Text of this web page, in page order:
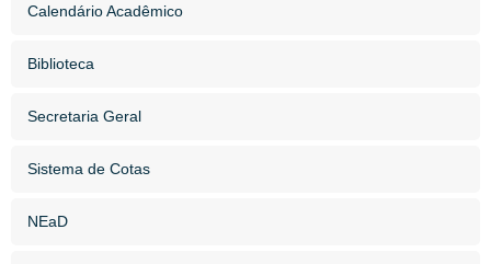
Calendário Acadêmico
Biblioteca
Secretaria Geral
Sistema de Cotas
NEaD